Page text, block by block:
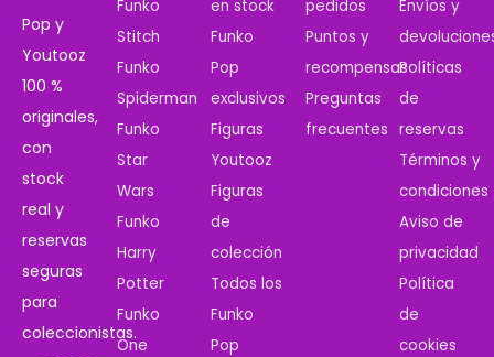
Pop y
Youtooz
100 %
originales,
con
stock
real y
reservas
seguras
para
coleccionistas.
Funko
Stitch
Funko
Spiderman
Funko
Star
Wars
Funko
Harry
Potter
Funko
One
en stock
Funko
Pop
exclusivos
Figuras
Youtooz
Figuras
de
colección
Todos los
Funko
Pop
pedidos
Puntos y
recompensas
Preguntas
frecuentes
Envíos y
Políticas
de
reservas
Términos y
condiciones
Aviso de
privacidad
Política
de
cookies